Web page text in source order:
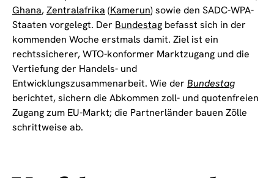
Ghana,Zentralafrika (Kamerun) sowie den SADC-WPA-
Staaten vorgelegt. Der Bundestag befasst sich in der
kommenden Woche erstmals damit. Ziel ist ein
rechtssicherer, WTO-konformer Marktzugang und die
Vertiefung der Handels- und
Entwicklungszusammenarbeit. Wie der Bundestag
berichtet, sichern die Abkommen zoll- und quotenfreien
Zugang zum EU-Markt; die Partnerländer bauen Zölle
schrittweise ab.